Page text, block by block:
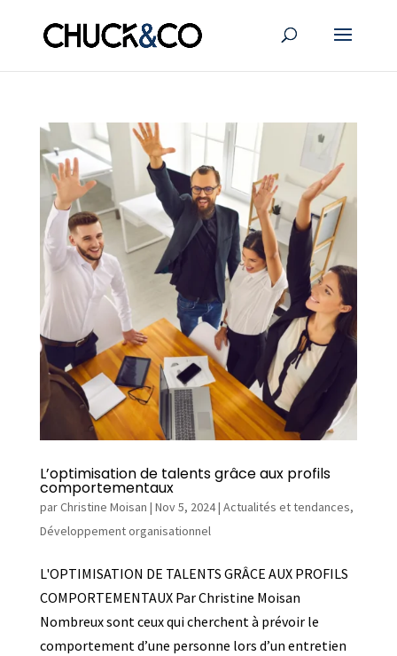
L’optimisation de talents grâce aux profils
comportementaux
parChristine Moisan | Nov 5, 2024| Actualités et tendances,
Développement organisationnel
L'OPTIMISATION DE TALENTS GRÂCE AUX PROFILS
COMPORTEMENTAUX Par Christine Moisan
Nombreux sont ceux qui cherchent à prévoir le
comportement d’une personne lors d’un entretien